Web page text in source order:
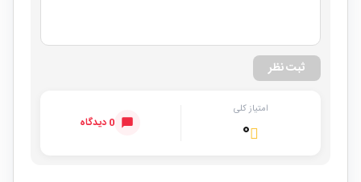
ثبت نظر
امتیاز کلی
۰ 0 دیدگاه